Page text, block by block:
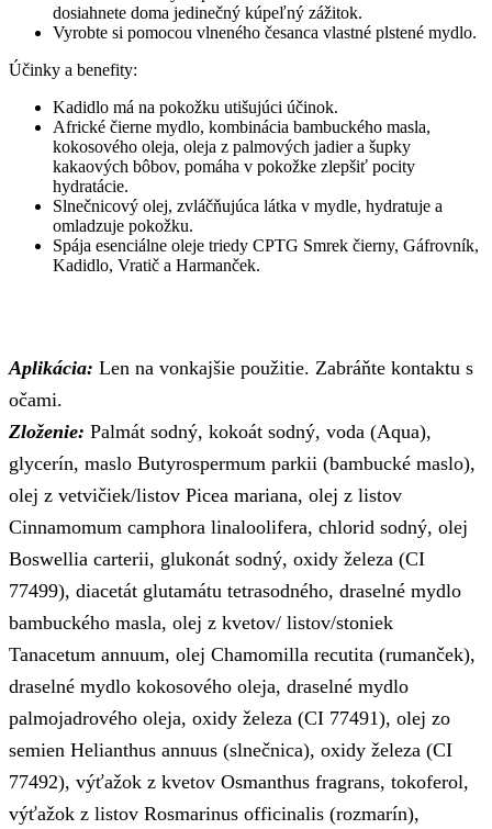
dosiahnete doma jedinečný kúpeľný zážitok.
Vyrobte si pomocou vlneného česanca vlastné plstené mydlo.
Účinky a benefity:
Kadidlo má na pokožku utišujúci účinok.
Africké čierne mydlo, kombinácia bambuckého masla,
kokosového oleja, oleja z palmových jadier a šupky
kakaových bôbov, pomáha v pokožke zlepšiť pocity
hydratácie.
Slnečnicový olej, zvláčňujúca látka v mydle, hydratuje a
omladzuje pokožku.
Spája esenciálne oleje triedy CPTG Smrek čierny, Gáfrovník,
Kadidlo, Vratič a Harmanček.
Aplikácia: Len na vonkajšie použitie. Zabráňte kontaktu s
očami.
Zloženie: Palmát sodný, kokoát sodný, voda (Aqua),
glycerín, maslo Butyrospermum parkii (bambucké maslo),
olej z vetvičiek/listov Picea mariana, olej z listov
Cinnamomum camphora linaloolifera, chlorid sodný, olej
Boswellia carterii, glukonát sodný, oxidy železa (CI
77499), diacetát glutamátu tetrasodného, draselné mydlo
bambuckého masla, olej z kvetov/ listov/stoniek
Tanacetum annuum, olej Chamomilla recutita (rumanček),
draselné mydlo kokosového oleja, draselné mydlo
palmojadrového oleja, oxidy železa (CI 77491), olej zo
semien Helianthus annuus (slnečnica), oxidy železa (CI
77492), výťažok z kvetov Osmanthus fragrans, tokoferol,
výťažok z listov Rosmarinus officinalis (rozmarín),